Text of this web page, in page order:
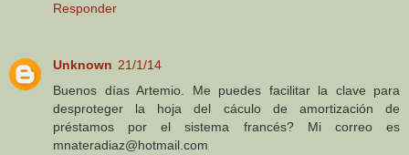
Responder
Unknown 21/1/14
Buenos días Artemio. Me puedes facilitar la clave para
desproteger la hoja del cáculo de amortización de
préstamos por el sistema francés? Mi correo es
mnateradiaz@hotmail.com